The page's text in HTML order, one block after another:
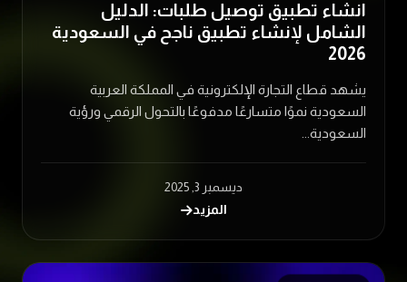
انشاء تطبيق توصيل طلبات: الدليل
الشامل لإنشاء تطبيق ناجح في السعودية
2026
يشهد قطاع التجارة الإلكترونية في المملكة العربية
السعودية نموًا متسارعًا مدفوعًا بالتحول الرقمي ورؤية
السعودية...
ديسمبر 3, 2025
المزيد